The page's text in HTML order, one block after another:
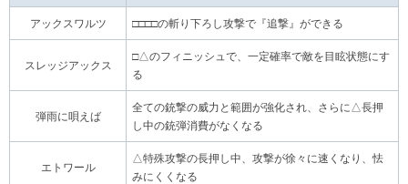
アックスワルツ □□□□の斬り下ろし攻撃で『追撃』ができる
スレッジアックス
□△のフィニッシュで、一定確率で敵を目眩状態にす
る
弾雨に唄えば
全ての銃撃の威力と範囲が強化され、さらに△長押
し中の銃弾消費がなくなる
エトワール
△特殊攻撃の長押し中、攻撃が徐々に速くなり、怯
みにくくなる